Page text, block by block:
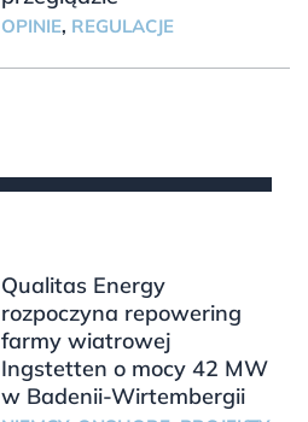
OPINIE, REGULACJE
Qualitas Energy
rozpoczyna repowering
farmy wiatrowej
Ingstetten o mocy 42 MW
w Badenii-Wirtembergii